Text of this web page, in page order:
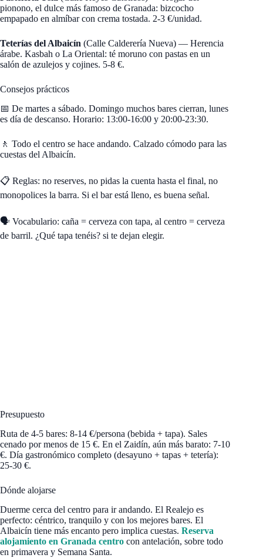
pionono, el dulce más famoso de Granada: bizcocho
empapado en almíbar con crema tostada. 2-3 €/unidad.
Teterías del Albaicín (Calle Calderería Nueva) — Herencia
árabe. Kasbah o La Oriental: té moruno con pastas en un
salón de azulejos y cojines. 5-8 €.
Consejos prácticos
📅 De martes a sábado. Domingo muchos bares cierran, lunes
es día de descanso. Horario: 13:00-16:00 y 20:00-23:30.
🚶 Todo el centro se hace andando. Calzado cómodo para las
cuestas del Albaicín.
📋 Reglas: no reserves, no pidas la cuenta hasta el final, no
monopolices la barra. Si el bar está lleno, es buena señal.
🗣️ Vocabulario: caña = cerveza con tapa, al centro = cerveza
de barril. ¿Qué tapa tenéis? si te dejan elegir.
Presupuesto
Ruta de 4-5 bares: 8-14 €/persona (bebida + tapa). Sales
cenado por menos de 15 €. En el Zaidín, aún más barato: 7-10
€. Día gastronómico completo (desayuno + tapas + tetería):
25-30 €.
Dónde alojarse
Duerme cerca del centro para ir andando. El Realejo es
perfecto: céntrico, tranquilo y con los mejores bares. El
Albaicín tiene más encanto pero implica cuestas. Reserva
alojamiento en Granada centro con antelación, sobre todo
en primavera y Semana Santa.